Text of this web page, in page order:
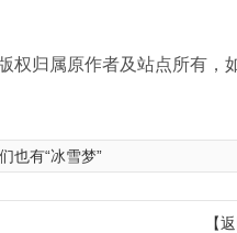
权归属原作者及站点所有，
也有“冰雪梦”
【